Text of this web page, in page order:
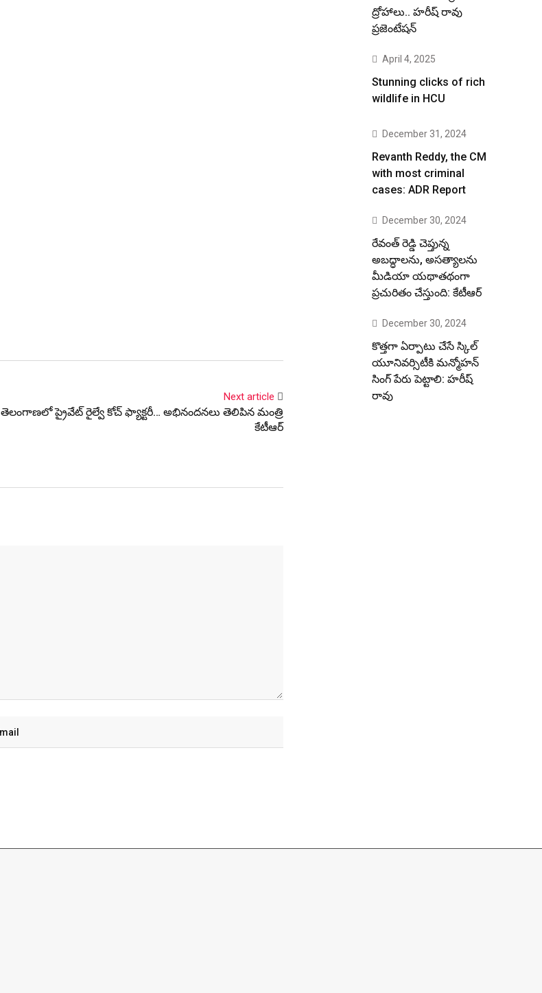
Next article
తెలంగాణలో ప్రైవేట్ రైల్వే కోచ్ ఫ్యాక్టరీ… అభినందనలు తెలిపిన మంత్రి
కేటీఆర్
ద్రోహాలు.. హరీష్ రావు
ప్రజెంటేషన్
April 4, 2025
Stunning clicks of rich
wildlife in HCU
December 31, 2024
Revanth Reddy, the CM
with most criminal
cases: ADR Report
December 30, 2024
రేవంత్ రెడ్డి చెప్తున్న
అబద్ధాలను, అసత్యాలను
మీడియా యథాతథంగా
ప్రచురితం చేస్తుంది: కేటీఆర్
December 30, 2024
కొత్తగా ఏర్పాటు చేసే స్కిల్
యూనివర్సిటీకి మన్మోహన్
సింగ్ పేరు పెట్టాలి: హరీష్
రావు